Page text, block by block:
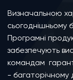
Визначальною
сьогоднішньому
Програмні
забезпечують
командам
- багаторічному